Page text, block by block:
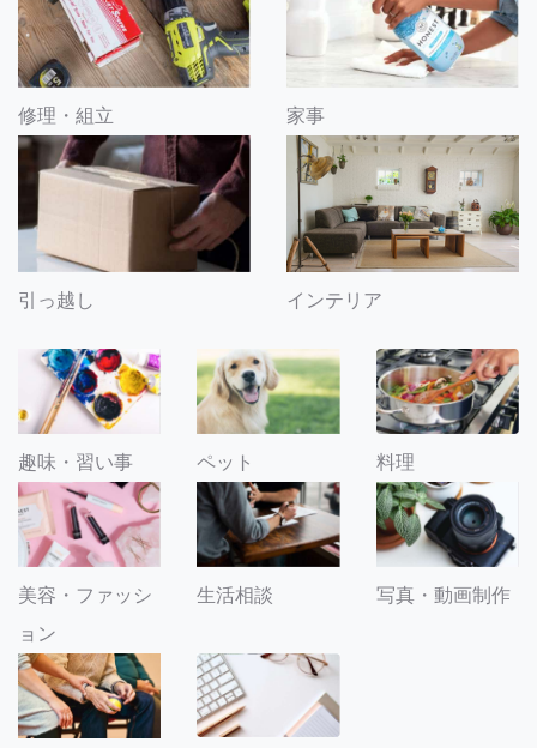
修理・組立 家事
引っ越し インテリア
趣味・習い事 ペット 料理
美容・ファッシ
ョン
生活相談 写真・動画制作